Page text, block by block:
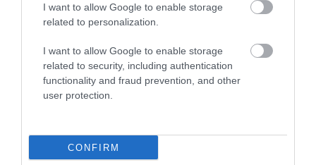
I want to allow Google to enable storage
related to personalization.
I want to allow Google to enable storage
related to security, including authentication
functionality and fraud prevention, and other
user protection.
CONFIRM
NEM CSAK A RITKASÁGOK
BAJBAN VANNAK: A
PILLANGÓK CSENDES
ELTŰNÉSE A NAGYOBB
VÉSZJEL
A TERMÉSZET NEM SZERETI
ASZÁLY IDEJÉN IS OKOSABB
STRATÉGIA
2026-07-31